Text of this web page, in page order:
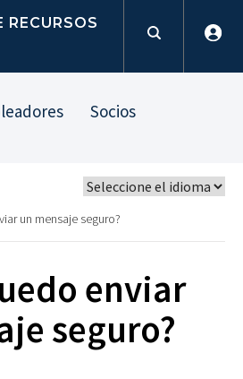
RECURSOS
Socios
un mensaje seguro?
enviar
seguro?